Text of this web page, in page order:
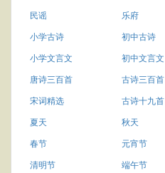
民谣
乐府
小学古诗
初中古诗
小学文言文
初中文言文
唐诗三百首
古诗三百首
宋词精选
古诗十九首
夏天
秋天
春节
元宵节
清明节
端午节